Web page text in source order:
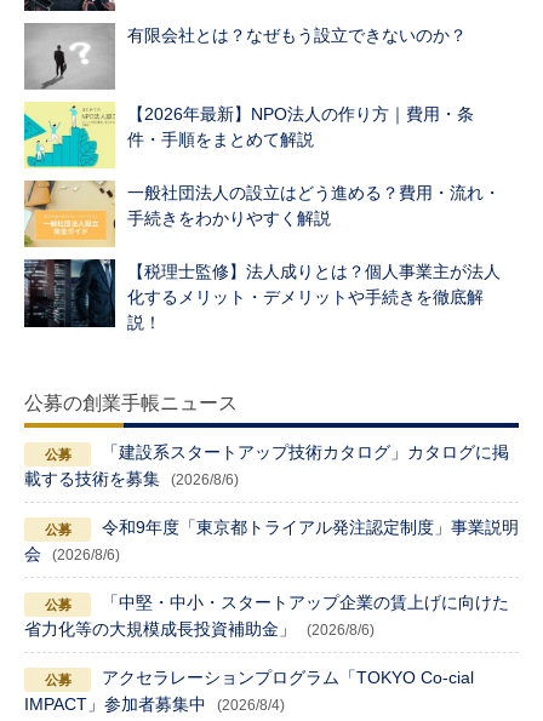
有限会社とは？なぜもう設立できないのか？
【2026年最新】NPO法人の作り方｜費用・条
件・手順をまとめて解説
一般社団法人の設立はどう進める？費用・流れ・
手続きをわかりやすく解説
【税理士監修】法人成りとは？個人事業主が法人
化するメリット・デメリットや手続きを徹底解
説！
公募の創業手帳ニュース
「建設系スタートアップ技術カタログ」カタログに掲
載する技術を募集
(2026/8/6)
令和9年度「東京都トライアル発注認定制度」事業説明
会
(2026/8/6)
「中堅・中小・スタートアップ企業の賃上げに向けた
省力化等の大規模成長投資補助金」
(2026/8/6)
アクセラレーションプログラム「TOKYO Co-cial
IMPACT」参加者募集中
(2026/8/4)